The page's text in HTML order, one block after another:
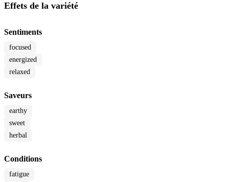
Effets de la variété
Sentiments
focused
energized
relaxed
Saveurs
earthy
sweet
herbal
Conditions
fatigue